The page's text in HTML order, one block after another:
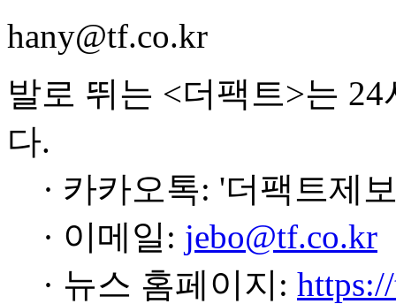
hany@tf.co.kr
발로 뛰는 <더팩트>는
다.
· 카카오톡: '더팩트제
· 이메일: jebo@tf.co.kr
· 뉴스 홈페이지: